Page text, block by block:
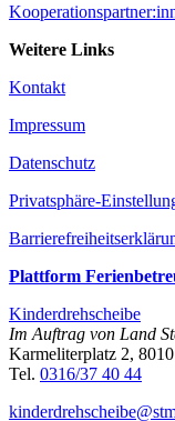
Weitere Links
Kontakt
Impressum
Datenschutz
Privatsphäre-
Plattform
Kinderdrehscheibe
Im Auftrag von Land
Karmeliterplatz 2,
Tel. 0316/37 40 44